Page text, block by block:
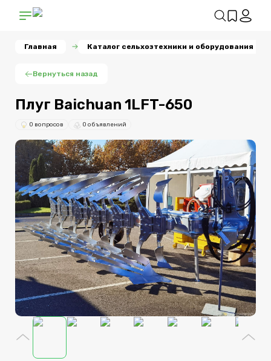
Главная Каталог сельхозтехники и оборудования
Вернуться назад
Плуг Baichuan 1LFT-650
0 вопросов 0 объявлений